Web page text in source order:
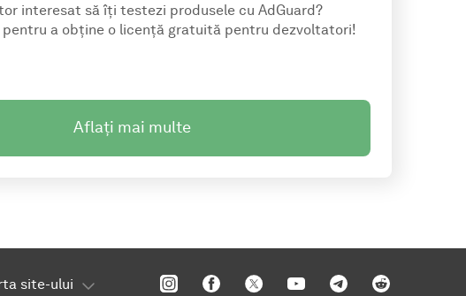
interesat să îți testezi produsele cu AdGuard?
a obține o licență gratuită pentru dezvoltatori!
Aflați mai multe
site-ului